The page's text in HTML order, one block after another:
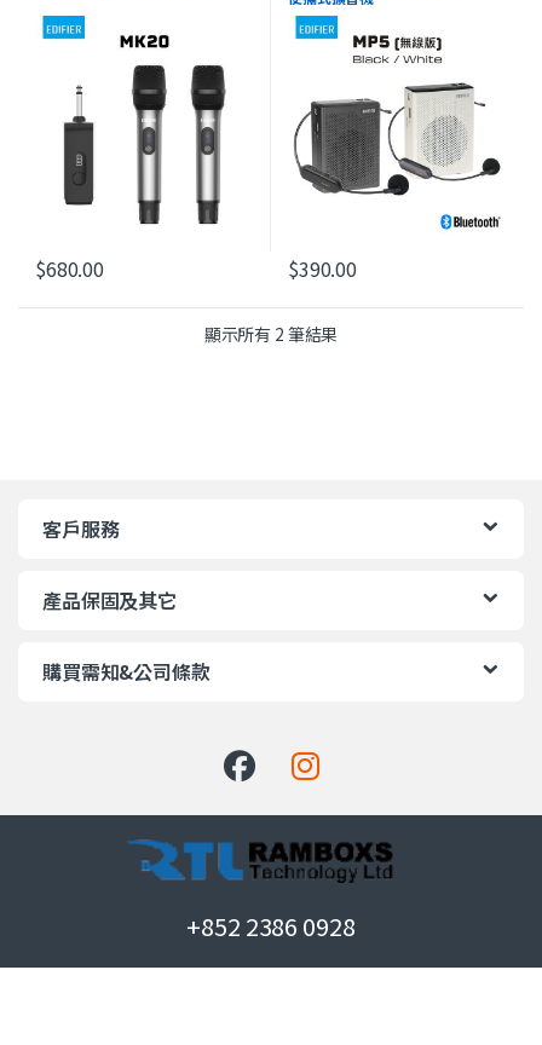
$680.00 $390.00
此產品有多種款式。 可在產品頁
顯示所有 2 筆結果
客戶服務
產品保固及其它
購買需知&公司條款
+852 2386 0928